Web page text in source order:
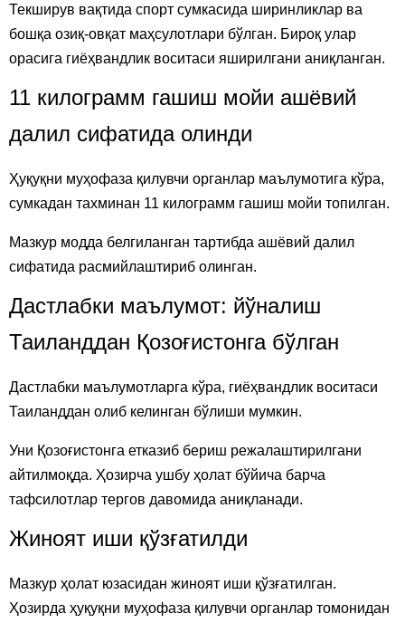
Текширув вақтида спорт сумкасида ширинликлар ва
бошқа озиқ-овқат маҳсулотлари бўлган. Бироқ улар
орасига гиёҳвандлик воситаси яширилгани аниқланган.
11 килограмм гашиш мойи ашёвий
далил сифатида олинди
Ҳуқуқни муҳофаза қилувчи органлар маълумотига кўра,
сумкадан тахминан 11 килограмм гашиш мойи топилган.
Мазкур модда белгиланган тартибда ашёвий далил
сифатида расмийлаштириб олинган.
Дастлабки маълумот: йўналиш
Таиланддан Қозоғистонга бўлган
Дастлабки маълумотларга кўра, гиёҳвандлик воситаси
Таиланддан олиб келинган бўлиши мумкин.
Уни Қозоғистонга етказиб бериш режалаштирилгани
айтилмоқда. Ҳозирча ушбу ҳолат бўйича барча
тафсилотлар тергов давомида аниқланади.
Жиноят иши қўзғатилди
Мазкур ҳолат юзасидан жиноят иши қўзғатилган.
Ҳозирда ҳуқуқни муҳофаза қилувчи органлар томонидан